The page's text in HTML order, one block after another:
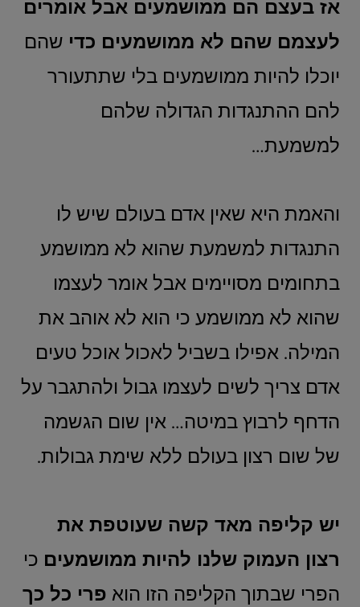
אז בעצם הם ממושמעים אבל אומרים
לעצמם שהם לא ממושמעים כדי שהם
יוכלו להיות ממושמעים בלי שתתעורר
להם ההתנגדות הגדולה שלהם
למשמעת…
והאמת היא שאין אדם בעולם שיש לו
התנגדות למשמעת שהוא לא ממושמע
בתחומים מסויימים אבל אומר לעצמו
שהוא לא ממושמע כי הוא לא אוהב את
המילה. אפילו בשביל לאכול אוכל טעים
אדם צריך לשים לעצמו גבול ולהתגבר על
הדחף לרבוץ במיטה… אין שום הגשמה
של שום רצון בעולם ללא שימת גבולות.
יש קליפה מאד קשה שעוטפת את
רצון העמוק שלנו להיות ממושמעים כי
הפרי שבתוך הקליפה הזו הוא פרי כל כך